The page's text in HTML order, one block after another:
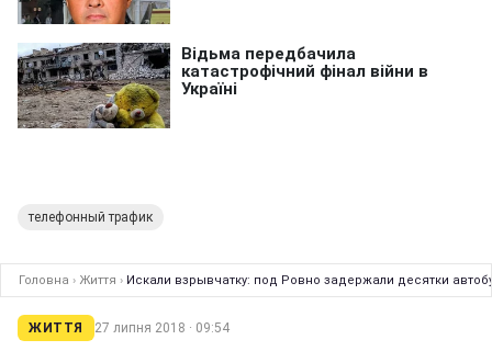
телефонный трафик
Головна › Життя › Искали взрывчатку: под Ровно задержали десятки
ЖИТТЯ 27 липня 2018 · 09:54